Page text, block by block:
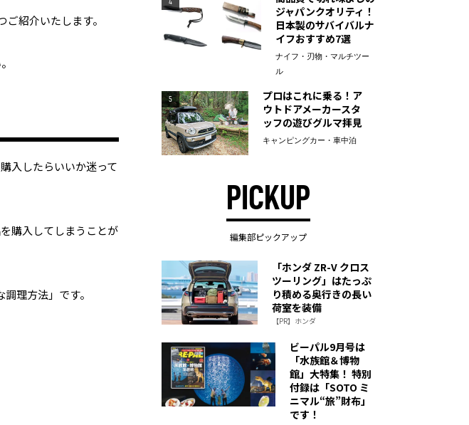
紹介いたします。
入したらいいか迷って
購入してしまうことが
理方法」です。
ジャパンクオリティ！
日本製のサバイバルナ
イフおすすめ7選
ナイフ・刃物・マルチツー
ル
5
プロはこれに乗る！ア
ウトドアメーカースタ
ッフの遊びグルマ拝見
キャンピングカー・車中泊
PICKUP
編集部ピックアップ
「ホンダ ZR-V クロス
ツーリング」はたっぷ
り積める奥行きの長い
荷室を装備
【PR】ホンダ
ビーパル9月号は
「水族館＆博物
館」大特集！ 特別
付録は「SOTO ミ
ニマル“旅”財布」
です！